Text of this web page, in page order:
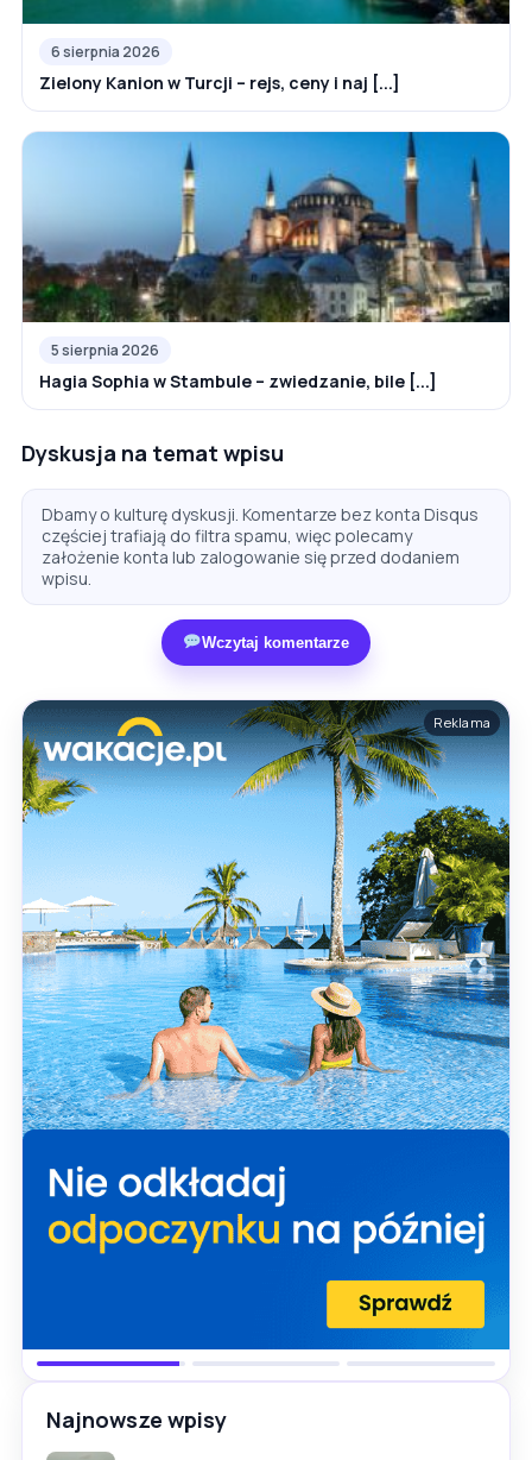
6 sierpnia 2026
Zielony Kanion w Turcji – rejs, ceny i naj [...]
5 sierpnia 2026
Hagia Sophia w Stambule – zwiedzanie, bile [...]
Dyskusja na temat wpisu
Dbamy o kulturę dyskusji. Komentarze bez konta Disqus
częściej trafiają do filtra spamu, więc polecamy
założenie konta lub zalogowanie się przed dodaniem
wpisu.
Wczytaj komentarze
Reklama
Najnowsze wpisy